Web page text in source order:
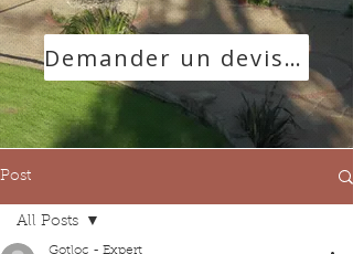
Demander un devis gratuit
Post
All Posts
Gotloc - Expert